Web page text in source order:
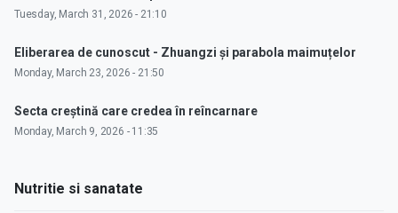
Tuesday, March 31, 2026 - 21:10
Eliberarea de cunoscut - Zhuangzi și parabola maimuțelor
Monday, March 23, 2026 - 21:50
Secta creștină care credea în reîncarnare
Monday, March 9, 2026 - 11:35
Nutritie si sanatate